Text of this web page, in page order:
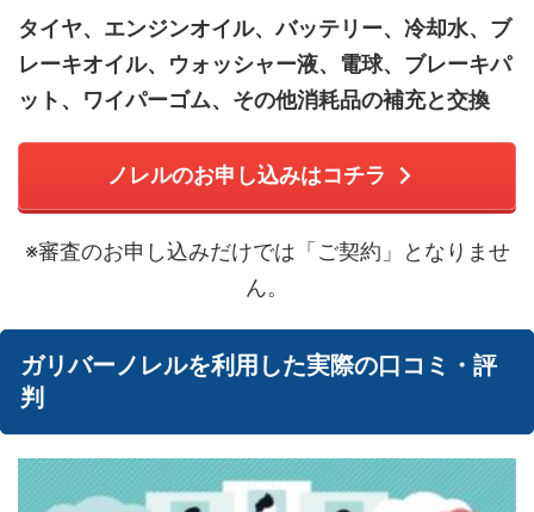
タイヤ、エンジンオイル、バッテリー、冷却水、ブ
レーキオイル、ウォッシャー液、電球、ブレーキパ
ット、ワイパーゴム、その他消耗品の補充と交換
ノレルのお申し込みはコチラ
※審査のお申し込みだけでは「ご契約」となりませ
ん。
ガリバーノレルを利用した実際の口コミ・評
判